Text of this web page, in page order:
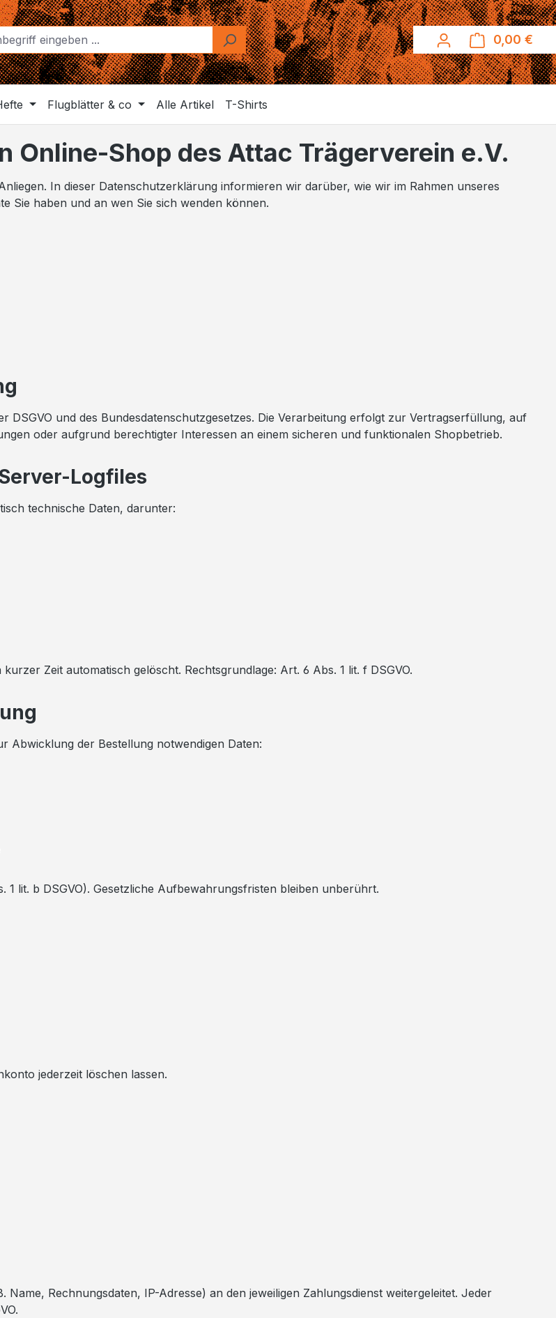
0,00 €
Flugblätter & co Alle Artikel T-Shirts
Online-Shop des Attac Trägerverein e.V.
In dieser Datenschutzerklärung informieren wir darüber, wie wir im Rahmen unseres
Sie haben und an wen Sie sich wenden können.
DSGVO und des Bundesdatenschutzgesetzes. Die Verarbeitung erfolgt zur Vertragserfüllung, auf
oder aufgrund berechtigter Interessen an einem sicheren und funktionalen Shopbetrieb.
Logfiles
technische Daten, darunter:
Zeit automatisch gelöscht. Rechtsgrundlage: Art. 6 Abs. 1 lit. f DSGVO.
Abwicklung der Bestellung notwendigen Daten:
lit. b DSGVO). Gesetzliche Aufbewahrungsfristen bleiben unberührt.
jederzeit löschen lassen.
Rechnungsdaten, IP-Adresse) an den jeweiligen Zahlungsdienst weitergeleitet. Jeder